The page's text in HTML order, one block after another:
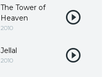
The Tower of
Heaven
2010
Jellal
2010